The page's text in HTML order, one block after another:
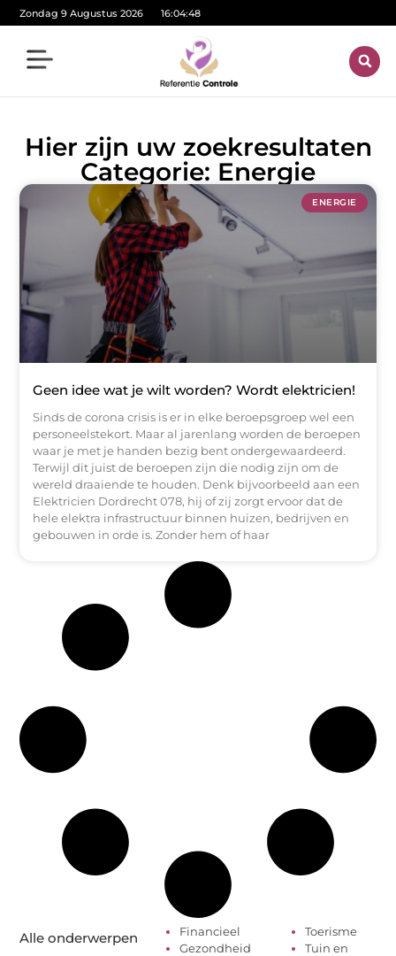
Zondag 9 Augustus 2026 16:04:49
Hier zijn uw zoekresultaten
Categorie: Energie
ENERGIE
Geen idee wat je wilt worden? Wordt elektricien!
Sinds de corona crisis is er in elke beroepsgroep wel een
personeelstekort. Maar al jarenlang worden de beroepen
waar je met je handen bezig bent ondergewaardeerd.
Terwijl dit juist de beroepen zijn die nodig zijn om de
wereld draaiende te houden. Denk bijvoorbeeld aan een
Elektricien Dordrecht 078, hij of zij zorgt ervoor dat de
hele elektra infrastructuur binnen huizen, bedrijven en
gebouwen in orde is. Zonder hem of haar
Alle onderwerpen
Financieel
Gezondheid
Toerisme
Tuin en